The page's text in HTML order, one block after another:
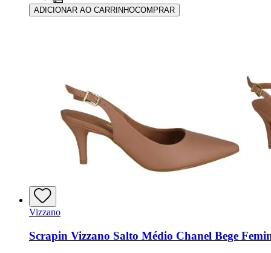
ADICIONAR AO CARRINHOCOMPRAR
Vizzano
Scrapin Vizzano Salto Médio Chanel Bege